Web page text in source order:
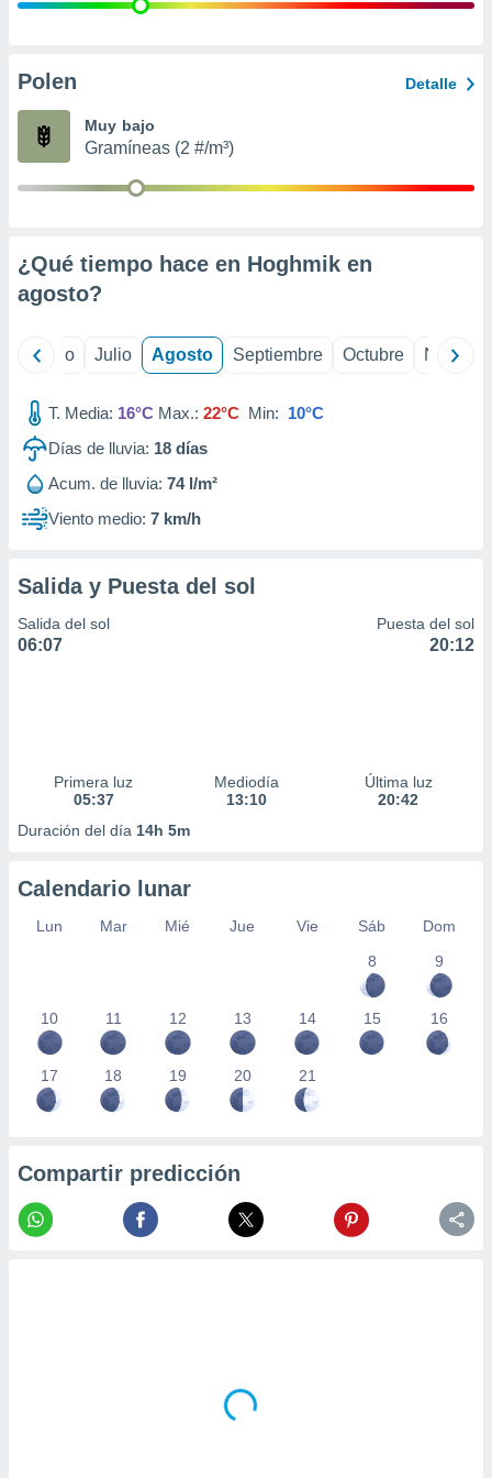
e
publicidad
Polen Detalle
Muy bajo
Gramíneas (2 #/m³)
¿Qué tiempo hace en Hoghmik en
agosto?
Junio Julio Agosto Septiembre Octubre
T. Media: 16°C Max.: 22°C Min: 10°C
Días de lluvia: 18 días
Acum. de lluvia: 74 l/m²
Viento medio: 7 km/h
Salida y Puesta del sol
Salida del sol
06:07
Puesta del sol
20:12
Primera luz
05:37
Mediodía
13:10
Última luz
20:42
Duración del día 14h 5m
Calendario lunar
Lun Mar Mié Jue Vie Sáb
Dom
8
9
10 11 12 13 14 15 16
17 18 19 20 21
Compartir predicción